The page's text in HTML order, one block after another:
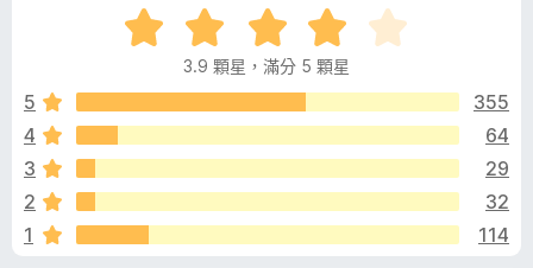
器
附
加
件
u
s
S
評
價
.
分
滿
5
3.9 顆星，滿分 5 顆星
5
355
4
64
3
29
2
32
1
114